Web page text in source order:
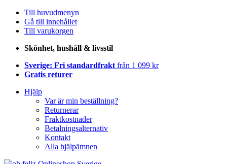
Till huvudmenyn
Gå till innehållet
Till varukorgen
Skönhet, hushåll & livsstil
Sverige: Fri standardfrakt från 1 099 kr
Gratis returer
Hjälp
Var är min beställning?
Returnerar
Fraktkostnader
Betalningsalternativ
Kontakt
Alla hjälpämnen